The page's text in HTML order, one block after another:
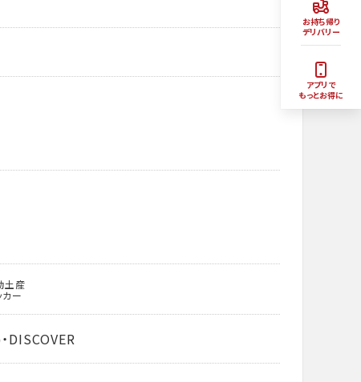
お持ち帰り
デリバリー
アプリで
もっとお得に
土産
カー
DISCOVER